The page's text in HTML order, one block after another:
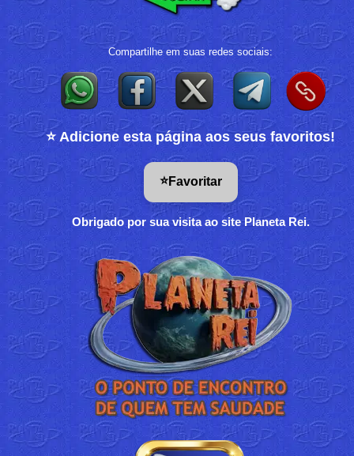
Compartilhe em suas redes sociais:
⭐ Adicione esta página aos seus favoritos!
⭐Favoritar
Obrigado por sua visita ao site Planeta Rei.